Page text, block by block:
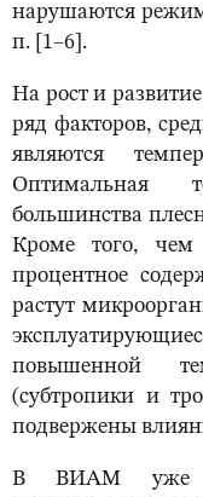
нарушаются
п. [1–6].
На рост и
ряд факторов,
являются
Оптимальная
большинства
Кроме того,
процентное
растут
повышенной
(субтропики и
подвержены
В ВИАМ уже